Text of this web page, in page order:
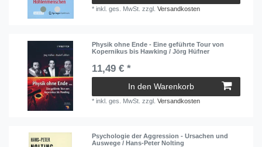
*inkl. ges. MwSt. zzgl.Versandkosten
Physik ohne Ende - Eine geführte Tour von
Kopernikus bis Hawking / Jörg Hüfner
11,49 € *
In den Warenkorb
*inkl. ges. MwSt. zzgl.Versandkosten
Psychologie der Aggression - Ursachen und
Auswege / Hans-Peter Nolting